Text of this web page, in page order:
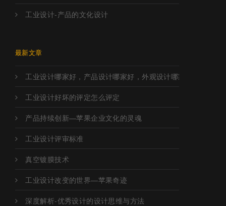
工业设计-产品的文化设计
最新文章
工业设计哪家好，产品设计哪家好，外观设计哪家好，工业设
工业设计好坏的评定怎么评定
产品持续创新—苹果企业文化的灵魂
工业设计评审标准
真空镀膜技术
工业设计改变的世界—苹果奇迹
深度解析-优秀设计的设计思维与方法